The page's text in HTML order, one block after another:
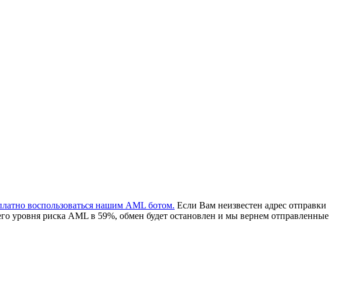
воспользоваться нашим AML ботом. Если Вам неизвестен адрес отправки
уровня риска AML в 59%, обмен будет остановлен и мы вернем отправленные